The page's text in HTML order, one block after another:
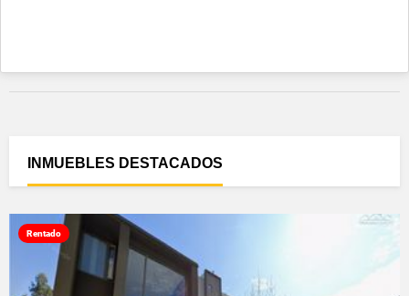
INMUEBLES DESTACADOS
Rentado